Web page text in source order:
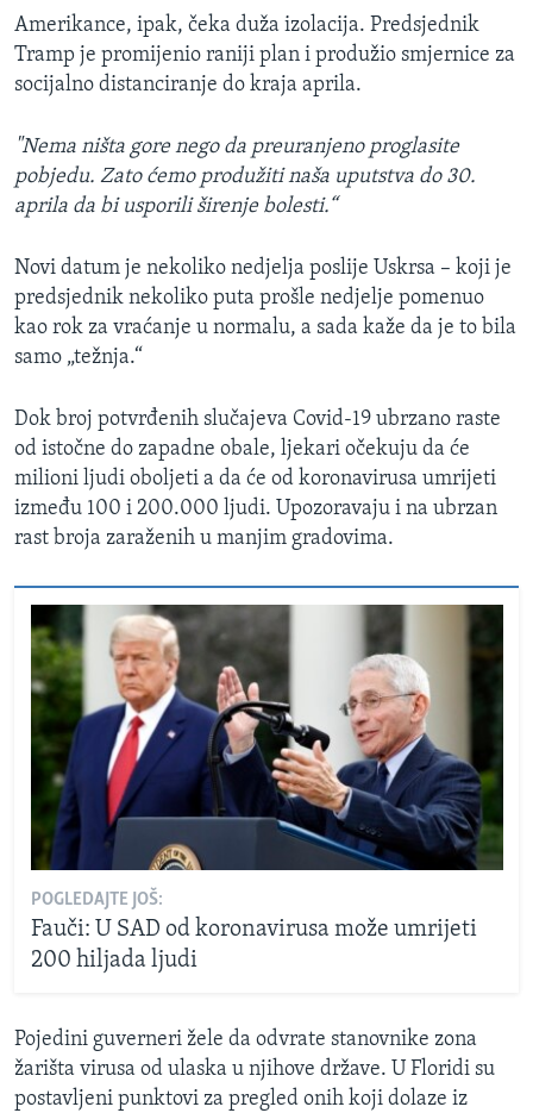
Amerikance, ipak, čeka duža izolacija. Predsjednik
Tramp je promijenio raniji plan i produžio smjernice za
socijalno distanciranje do kraja aprila.
"Nema ništa gore nego da preuranjeno proglasite
pobjedu. Zato ćemo produžiti naša uputstva do 30.
aprila da bi usporili širenje bolesti.“
Novi datum je nekoliko nedjelja poslije Uskrsa – koji je
predsjednik nekoliko puta prošle nedjelje pomenuo
kao rok za vraćanje u normalu, a sada kaže da je to bila
samo „težnja.“
Dok broj potvrđenih slučajeva Covid-19 ubrzano raste
od istočne do zapadne obale, ljekari očekuju da će
milioni ljudi oboljeti a da će od koronavirusa umrijeti
između 100 i 200.000 ljudi. Upozoravaju i na ubrzan
rast broja zaraženih u manjim gradovima.
POGLEDAJTE JOŠ:
Fauči: U SAD od koronavirusa može umrijeti
200 hiljada ljudi
Pojedini guverneri žele da odvrate stanovnike zona
žarišta virusa od ulaska u njihove države. U Floridi su
postavljeni punktovi za pregled onih koji dolaze iz